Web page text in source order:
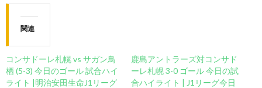
関連
コンサドーレ札幌 vs サガン鳥
栖 (5-3) 今日のゴール 試合ハイ
ライト |明治安田生命J1リーグ
鹿島アントラーズ対コンサド
ーレ札幌 3-0 ゴール 今日の試
合ハイライト | J1リーグ今日